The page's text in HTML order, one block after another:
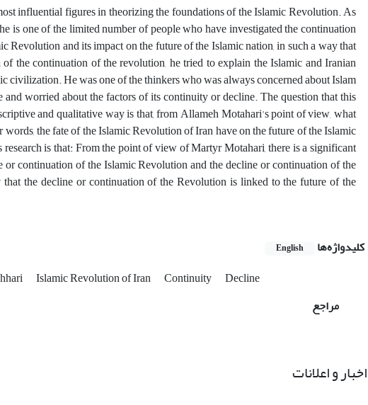
influential figures in theorizing the foundations of the Islamic Revolution. As
is one of the limited number of people who have investigated the continuation
Revolution and its impact on the future of the Islamic nation, in such a way that
the continuation of the revolution, he tried to explain the Islamic and Iranian
civilization. He was one of the thinkers who was always concerned about Islam
worried about the factors of its continuity or decline. The question that this
and qualitative way is that, from Allameh Motahari's point of view, what
words, the fate of the Islamic Revolution of Iran have on the future of the Islamic
is that: From the point of view of Martyr Motahari, there is a significant
or continuation of the Islamic Revolution and the decline or continuation of the
the decline or continuation of the Revolution is linked to the future of the
کلیدواژه‌ها English
Islamic Revolution of Iran Continuity
Decline
مراجع
اخبار و اعلانات